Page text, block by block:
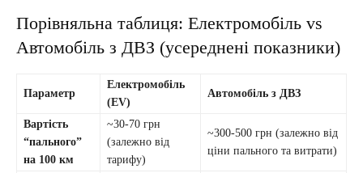
Порівняльна таблиця: Електромобіль vs
Автомобіль з ДВЗ (усереднені показники)
Параметр
Електромобіль
(EV)
Автомобіль з ДВЗ
Вартість
“пального”
на 100 км
~30-70 грн
(залежно від
тарифу)
~300-500 грн (залежно від
ціни пального та витрати)